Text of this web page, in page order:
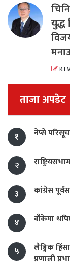
युद्ध
ताजा अपडेट
१ नेप्से
२
३ कांग्रेस
४ बाँकेमा
५
लैङ्गिक
प्रणाली